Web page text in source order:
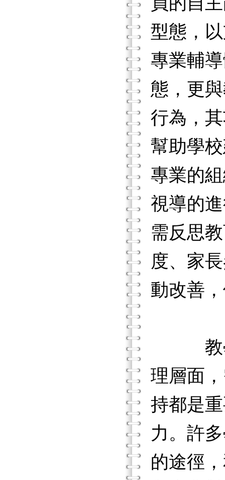
型態，
專業輔
態，更
行為，
幫助學
專業的
視導的
需反思
度、家
動改善
教學
理層面
持都是
力。許
的途徑